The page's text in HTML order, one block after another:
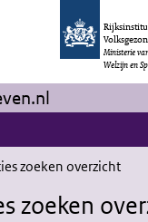
inhoud gaan
Ministerie
Welzijn en
zoeken overzicht
zoeken